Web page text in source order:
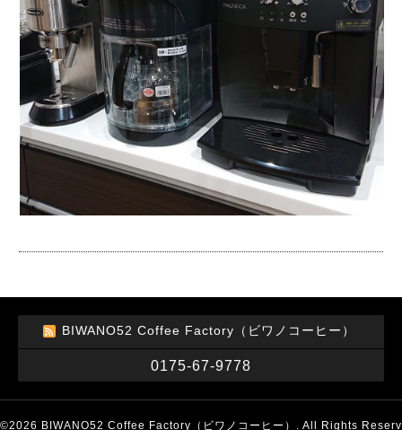
BIWANO52 Coffee Factory（ビワノコーヒー）
0175-67-9778
©2026 BIWANO52 Coffee Factory（ビワノコーヒー） . All Rights Reserv